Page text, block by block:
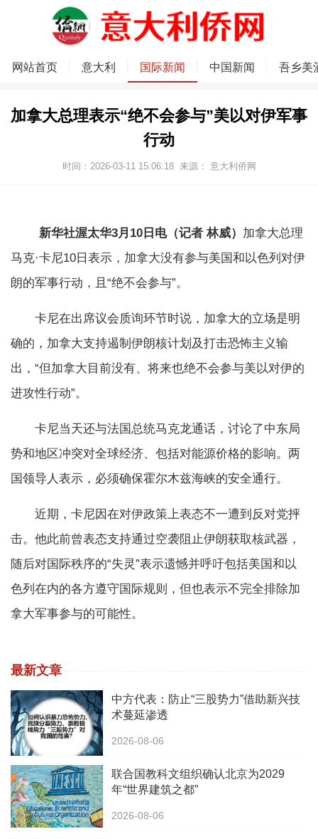
网站首页 意大利 国际新闻 中国新闻 吾乡美
加拿大总理表示“绝不会参与”美以对伊军事
行动
时间：2026-03-11 15:06:18 来源： 意大利侨网
新华社渥太华3月10日电（记者 林威） 加拿大总理
马克·卡尼10日表示，加拿大没有参与美国和以色列对伊
朗的军事行动，且“绝不会参与”。
卡尼在出席议会质询环节时说，加拿大的立场是明
确的，加拿大支持遏制伊朗核计划及打击恐怖主义输
出，“但加拿大目前没有、将来也绝不会参与美以对伊的
进攻性行动”。
卡尼当天还与法国总统马克龙通话，讨论了中东局
势和地区冲突对全球经济、包括对能源价格的影响。两
国领导人表示，必须确保霍尔木兹海峡的安全通行。
近期，卡尼因在对伊政策上表态不一遭到反对党抨
击。他此前曾表态支持通过空袭阻止伊朗获取核武器，
随后对国际秩序的“失灵”表示遗憾并呼吁包括美国和以
色列在内的各方遵守国际规则，但也表示不完全排除加
拿大军事参与的可能性。
最新文章
中方代表：防止“三股势力”借助新兴技
术蔓延渗透
2026-08-06
联合国教科文组织确认北京为2029
年“世界建筑之都”
2026-08-06